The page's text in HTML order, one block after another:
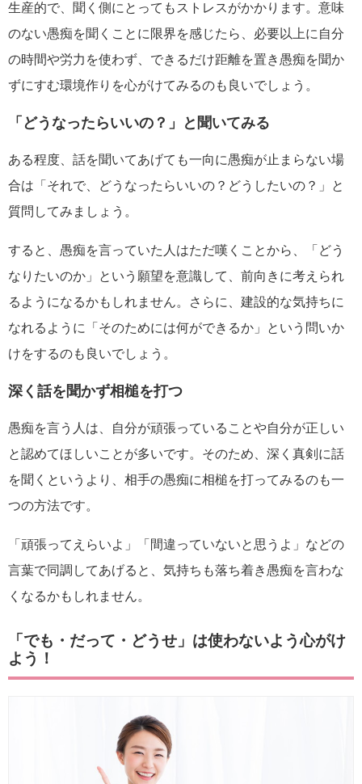
生産的で、聞く側にとってもストレスがかかります。意味
のない愚痴を聞くことに限界を感じたら、必要以上に自分
の時間や労力を使わず、できるだけ距離を置き愚痴を聞か
ずにすむ環境作りを心がけてみるのも良いでしょう。
「どうなったらいいの？」と聞いてみる
ある程度、話を聞いてあげても一向に愚痴が止まらない場
合は「それで、どうなったらいいの？どうしたいの？」と
質問してみましょう。
すると、愚痴を言っていた人はただ嘆くことから、「どう
なりたいのか」という願望を意識して、前向きに考えられ
るようになるかもしれません。さらに、建設的な気持ちに
なれるように「そのためには何ができるか」という問いか
けをするのも良いでしょう。
深く話を聞かず相槌を打つ
愚痴を言う人は、自分が頑張っていることや自分が正しい
と認めてほしいことが多いです。そのため、深く真剣に話
を聞くというより、相手の愚痴に相槌を打ってみるのも一
つの方法です。
「頑張ってえらいよ」「間違っていないと思うよ」などの
言葉で同調してあげると、気持ちも落ち着き愚痴を言わな
くなるかもしれません。
「でも・だって・どうせ」は使わないよう心がけ
よう！